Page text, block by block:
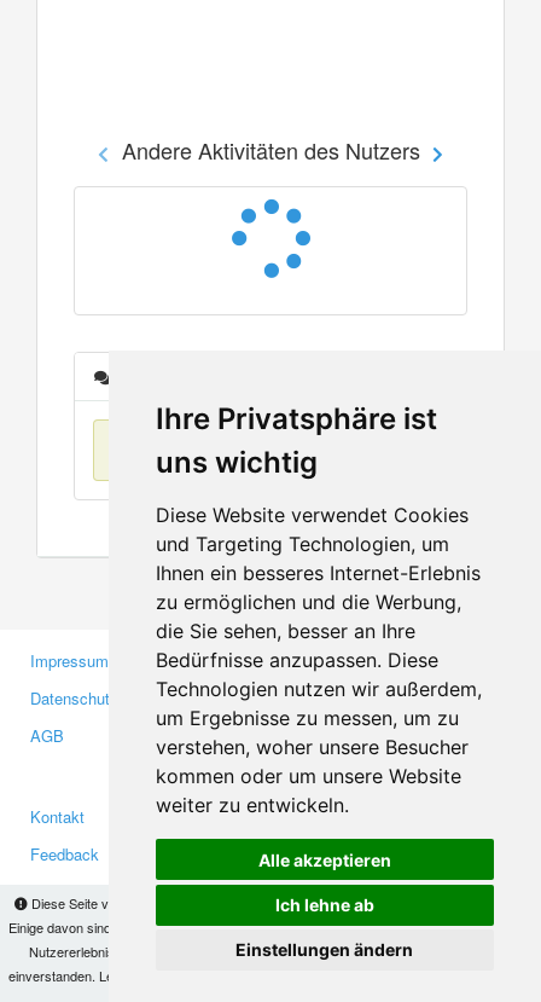
Ihre Privatsphäre ist
uns wichtig
Diese Website verwendet Cookies
und Targeting Technologien, um
Ihnen ein besseres Internet-Erlebnis
zu ermöglichen und die Werbung,
die Sie sehen, besser an Ihre
Bedürfnisse anzupassen. Diese
Technologien nutzen wir außerdem,
um Ergebnisse zu messen, um zu
verstehen, woher unsere Besucher
kommen oder um unsere Website
weiter zu entwickeln.
Alle akzeptieren
Ich lehne ab
Einstellungen ändern
Diese Seite verwendet Cookies, um Informationen auf Ihrem Computer zu speichern.
Einige davon sind notwendig, damit unsere Seite funktioniert, andere helfen uns dabei, das
Nutzererlebnis zu verbessern. Mit der Nutzung dieser Seite erklären Sie sich damit
einverstanden. Lesen Sie unsere
Andere Aktivitäten des Nutzers
Keine Einträge
Impressum
Datenschutzerklärung
AGB
Gewerbetreibende
Investoren
Medien
Kontakt
Feedback
Facebook
Twitter
YouTube
Google+